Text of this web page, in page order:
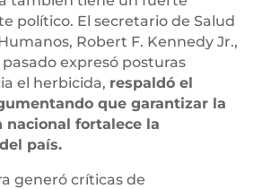
político. El secretario de Salud
Robert F. Kennedy Jr.,
expresó posturas
el herbicida, respaldó el
que garantizar la
nacional fortalece la
país.
generó críticas de